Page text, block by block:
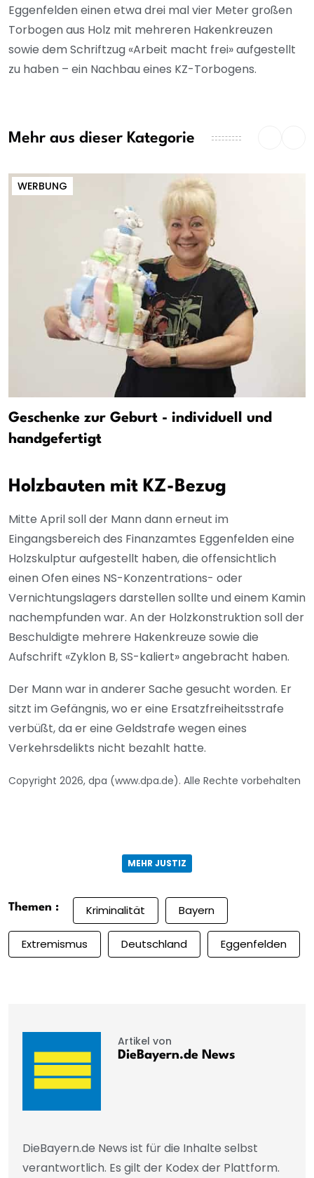
Eggenfelden einen etwa drei mal vier Meter großen
Torbogen aus Holz mit mehreren Hakenkreuzen
sowie dem Schriftzug «Arbeit macht frei» aufgestellt
zu haben – ein Nachbau eines KZ-Torbogens.
Mehr aus dieser Kategorie
WERBUNG
Geschenke zur Geburt - individuell und
handgefertigt
Holzbauten mit KZ-Bezug
Mitte April soll der Mann dann erneut im
Eingangsbereich des Finanzamtes Eggenfelden eine
Holzskulptur aufgestellt haben, die offensichtlich
einen Ofen eines NS-Konzentrations- oder
Vernichtungslagers darstellen sollte und einem Kamin
nachempfunden war. An der Holzkonstruktion soll der
Beschuldigte mehrere Hakenkreuze sowie die
Aufschrift «Zyklon B, SS-kaliert» angebracht haben.
Der Mann war in anderer Sache gesucht worden. Er
sitzt im Gefängnis, wo er eine Ersatzfreiheitsstrafe
verbüßt, da er eine Geldstrafe wegen eines
Verkehrsdelikts nicht bezahlt hatte.
Copyright 2026, dpa (www.dpa.de). Alle Rechte vorbehalten
MEHR JUSTIZ
Themen : Kriminalität Bayern
Extremismus Deutschland Eggenfelden
Artikel von
DieBayern.de News
DieBayern.de News ist für die Inhalte selbst
verantwortlich. Es gilt der Kodex der Plattform.